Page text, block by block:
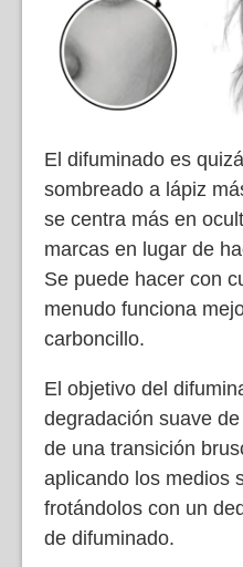
El difuminado es
sombreado a lápiz
se centra más en
marcas en lugar de
Se puede hacer con
menudo funciona
carboncillo.
El objetivo del
degradación suave
de una transición
aplicando los medios
frotándolos con un
de difuminado.